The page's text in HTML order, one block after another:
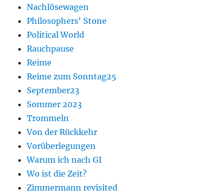
Nachlösewagen
Philosophers' Stone
Political World
Rauchpause
Reime
Reime zum Sonntag25
September23
Sommer 2023
Trommeln
Von der Rückkehr
Vorüberlegungen
Warum ich nach GI
Wo ist die Zeit?
Zimmermann revisited